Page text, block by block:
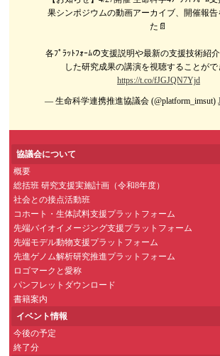
果シンポジウムの動画アーカイブ、開催報告
た📄
各ﾌﾟﾗｯﾄﾌｫｰﾑの支援説明や最新の支援技術紹
した研究成果の講演を視聴することがで
https://t.co/fJGJQN7Yjd
— 生命科学連携推進協議会 (@platform_imsut)
協議会について
概要
総括班 研究支援実施計画（令和8年度）
社会との接点活動班
コホート・生体試料支援プラットフォーム
先端バイオイメージング支援プラットフォーム
先端モデル動物支援プラットフォーム
先進ゲノム解析研究推進プラットフォーム
ロゴマークと愛称
パンフレットダウンロード
書籍案内
イベント情報
今後の予定
終了分